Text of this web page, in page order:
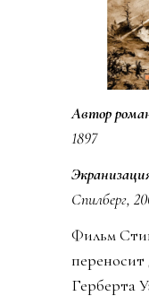
Автор
1897
Спилберг,
Фильм
Герберта